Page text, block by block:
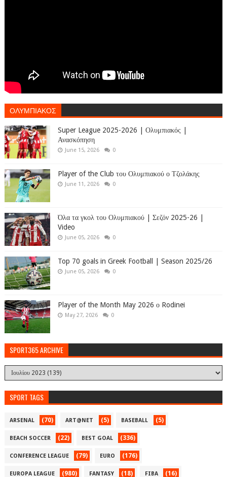
ΟΛΥΜΠΙΑΚΟΣ
Super League 2025-2026 | Ολυμπιακός |
Ανασκόπηση
June 15, 2026 0
Player of the Club του Ολυμπιακού ο Τζολάκης
June 11, 2026 0
Όλα τα γκολ του Ολυμπιακού | Σεζόν 2025-26 |
Video
June 05, 2026 0
Top 70 goals in Greek Football | Season 2025/26
June 05, 2026 0
Player of the Month May 2026 ο Rodinei
May 27, 2026 0
SPORT365 ARCHIVE
SPORT TAGS
ARSENAL (70) ART@NET (5) BASEBALL (5)
BEACH SOCCER (22) BEST GOAL (336)
CONFERENCE LEAGUE (79) EURO (176)
EUROPA LEAGUE (980) FANTASY (18) FIBA (16)